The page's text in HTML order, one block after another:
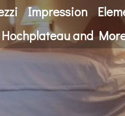
Impression
and